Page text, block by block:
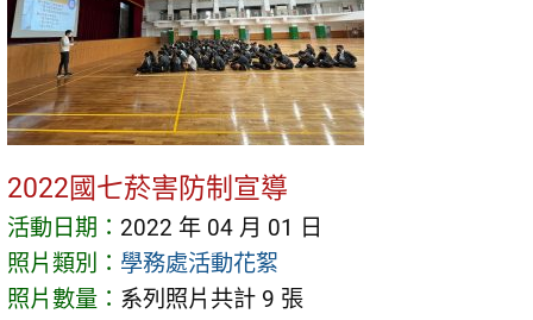
2022國七菸害防制宣導
活動日期： 2022 年 04 月 01 日
照片類別： 學務處活動花絮
照片數量： 系列照片共計 9 張